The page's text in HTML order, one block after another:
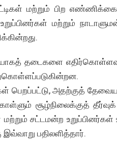
மற்றும் பிற
மற்றும்
தடைகளை
பெறப்பட்டு, அதற்குத்
சூழ்நிலைக்குத்
மற்றும் சட்டமன்ற
இவ்வாறு பதிலளித்தார்.